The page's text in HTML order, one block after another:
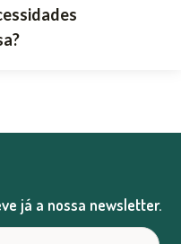
já a nossa newsletter.